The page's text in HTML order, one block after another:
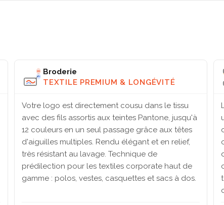
Broderie
TEXTILE PREMIUM & LONGÉVITÉ
Votre logo est directement cousu dans le tissu
avec des fils assortis aux teintes Pantone, jusqu'à
12 couleurs en un seul passage grâce aux têtes
d'aiguilles multiples. Rendu élégant et en relief,
très résistant au lavage. Technique de
prédilection pour les textiles corporate haut de
gamme : polos, vestes, casquettes et sacs à dos.